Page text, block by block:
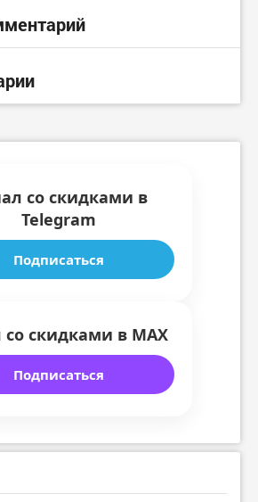
со скидками в
Telegram
Подписаться
со скидками в MAX
Подписаться